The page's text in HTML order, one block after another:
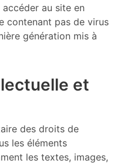
accéder au site en
contenant pas de virus
génération mis à
et
des droits de
les éléments
les textes, images,